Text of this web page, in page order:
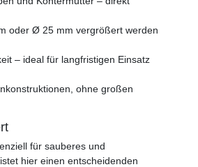
oder Ø 25 mm vergrößert werden
– ideal für langfristigen Einsatz
ohne großen
für sauberes und
hier einen entscheidenden